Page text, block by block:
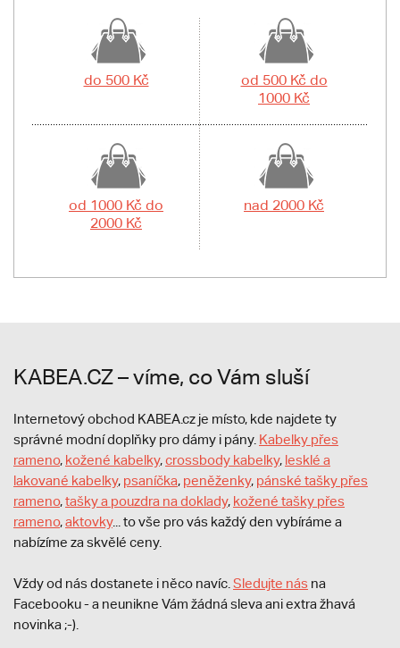
do 500 Kč
od 500 Kč do
1000 Kč
od 1000 Kč do
2000 Kč
nad 2000 Kč
KABEA.CZ – víme, co Vám sluší
Internetový obchod KABEA.cz je místo, kde najdete ty
správné modní doplňky pro dámy i pány. Kabelky přes
rameno, kožené kabelky,crossbody kabelky, lesklé a
lakované kabelky, psaníčka, peněženky, pánské tašky přes
rameno,tašky a pouzdra na doklady, kožené tašky přes
rameno,aktovky... to vše pro vás každý den vybíráme a
nabízíme za skvělé ceny.
Vždy od nás dostanete i něco navíc. Sledujte nás na
Facebooku - a neunikne Vám žádná sleva ani extra žhavá
novinka ;-).